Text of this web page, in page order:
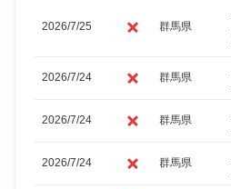
2026/7/25 群馬県
2026/7/24 群馬県
2026/7/24 群馬県
2026/7/24 群馬県